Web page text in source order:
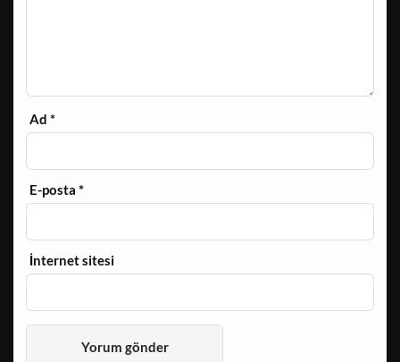
Ad*
E-posta*
İnternet sitesi